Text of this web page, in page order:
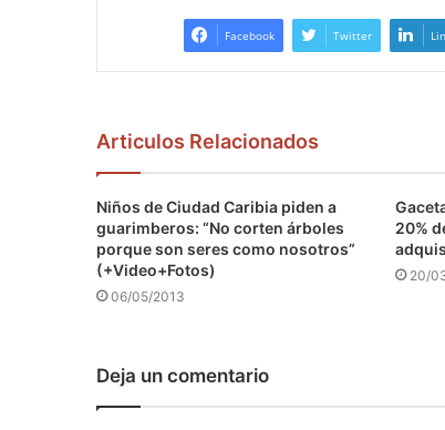
Facebook Twitter
Articulos Relacionados
Niños de Ciudad Caribia piden a
guarimberos: “No corten árboles
porque son seres como nosotros”
(+Video+Fotos)
06/05/2013
20%
20/
Deja un comentario